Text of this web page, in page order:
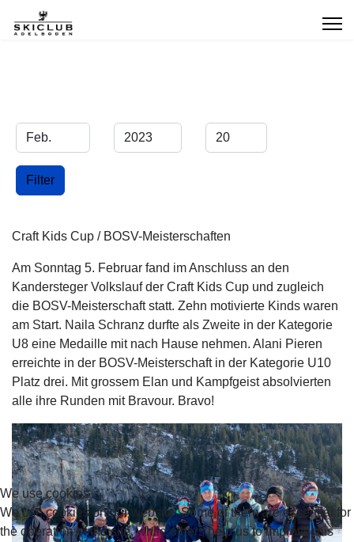
Filter
Monat Jahr Anzeige #
Filter
Craft Kids Cup / BOSV-Meisterschaften
Am Sonntag 5. Februar fand im Anschluss an den
Kandersteger Volkslauf der Craft Kids Cup und zugleich
die BOSV-Meisterschaft statt. Zehn motivierte Kinds waren
am Start. Naila Schranz durfte als Zweite in der Kategorie
U8 eine Medaille mit nach Hause nehmen. Alani Pieren
erreichte in der BOSV-Meisterschaft in der Kategorie U10
Platz drei. Mit grossem Elan und Kampfgeist absolvierten
alle ihre Runden mit Bravour. Bravo!
We use cookies
We use cookies on our website. Some of them are essential for
the operation of the site, while others help us to improve this